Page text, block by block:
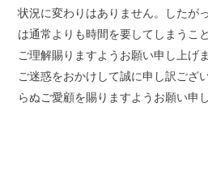
状況に変わりはありません。したが
は通常よりも時間を要してしまうこ
ご理解賜りますようお願い申し上げま
ご迷惑をおかけして誠に申し訳ござ
らぬご愛顧を賜りますようお願い申